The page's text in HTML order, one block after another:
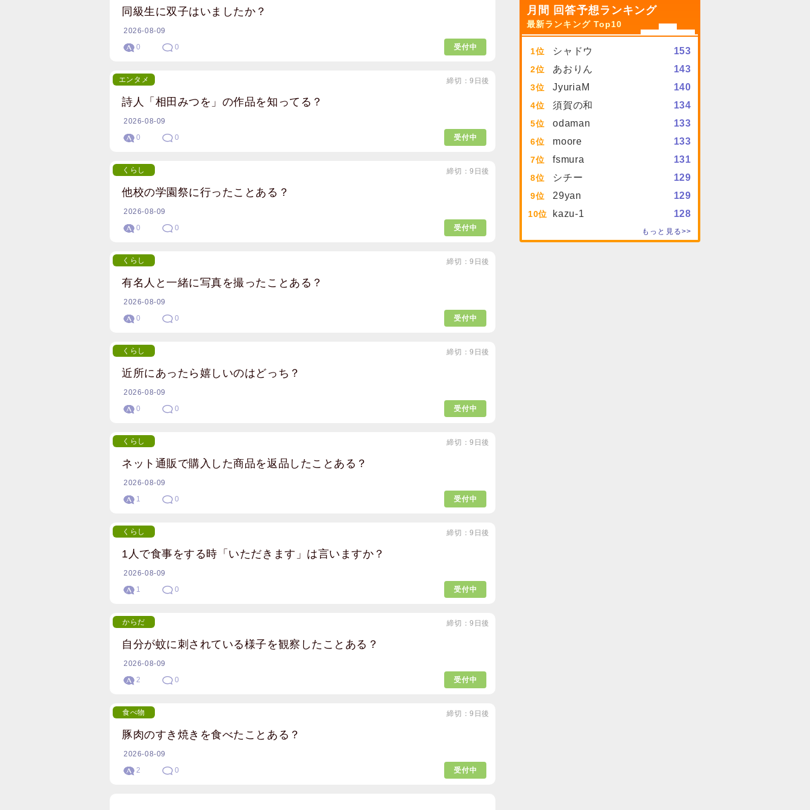
同級生に双子はいましたか？
2026-08-09
0
0 受付中
詩人「相田みつを」の作品を知ってる？
締切：9日後
エンタメ
2026-08-09
0
0 受付中
他校の学園祭に行ったことある？
締切：9日後
くらし
2026-08-09
0
0 受付中
有名人と一緒に写真を撮ったことある？
締切：9日後
くらし
2026-08-09
0
0 受付中
近所にあったら嬉しいのはどっち？
締切：9日後
くらし
2026-08-09
0
0 受付中
ネット通販で購入した商品を返品したことある？
締切：9日後
くらし
2026-08-09
1
0 受付中
1人で食事をする時「いただきます」は言いますか？
締切：9日後
くらし
2026-08-09
1
0 受付中
自分が蚊に刺されている様子を観察したことある？
締切：9日後
からだ
2026-08-09
2
0 受付中
豚肉のすき焼きを食べたことある？
締切：9日後
食べ物
2026-08-09
2
0 受付中
月間 回答予想ランキング
最新ランキング Top10
1 シャドウ 153
2 あおりん 143
3 JyuriaM 140
4 須賀の和 134
5 odaman 133
6 moore 133
7 fsmura 131
8 シチー 129
9 29yan 129
10 kazu-1 128
もっと見る>>